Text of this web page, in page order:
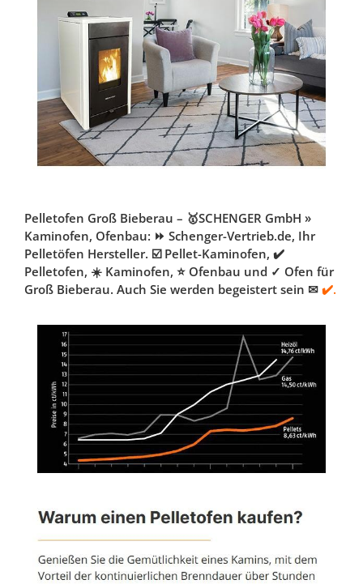
Pelletofen Groß Bieberau – 🥇SCHENGER GmbH »
Kaminofen, Ofenbau: ⏩ Schenger-Vertrieb.de, Ihr
Pelletöfen Hersteller. ☑️ Pellet-Kaminofen, ✔️
Pelletofen, ☀️ Kaminofen, ⭐ Ofenbau und ✓ Ofen für
Groß Bieberau. Auch Sie werden begeistert sein ✉ ✔️.